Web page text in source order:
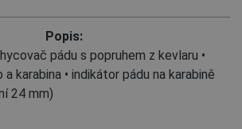
Popis:
pádu s popruhem z kevlaru •
karabina • indikátor pádu na karabině
24 mm)